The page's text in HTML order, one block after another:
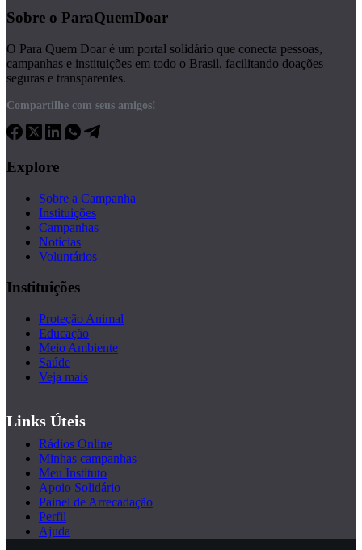
Sobre o ParaQuemDoar
O Para Quem Doar é um portal solidário que conecta pessoas,
campanhas e instituições em todo o Brasil, facilitando doações
seguras e transparentes.
Compartilhe com seus amigos!
Explore
Sobre a Campanha
Instituições
Campanhas
Notícias
Voluntários
Instituições
Proteção Animal
Educação
Meio Ambiente
Saúde
Veja mais
Links Úteis
Rádios Online
Minhas campanhas
Meu Instituto
Apoio Solidário
Painel de Arrecadação
Perfil
Ajuda